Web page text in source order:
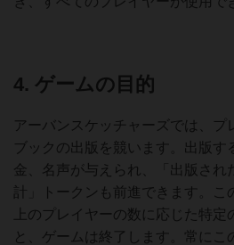
4. ゲームの目的
アーバンスケッチャーズでは、プ
ブックの出版を競います。出版す
金、名声が与えられ、「出版され
計」トークンも前進できます。こ
上のプレイヤーの数に応じた特
と、ゲームは終了します。常にこ